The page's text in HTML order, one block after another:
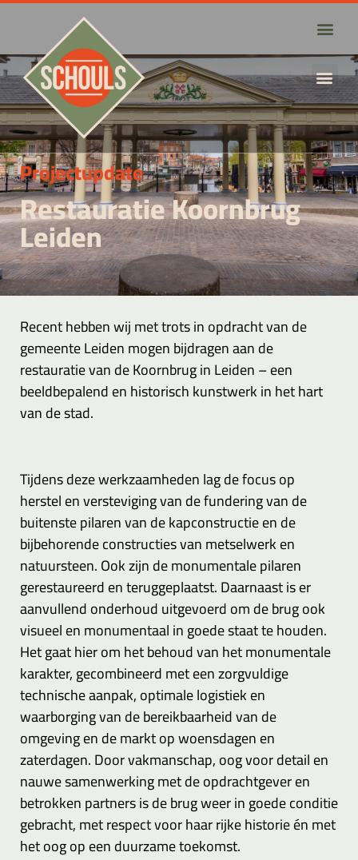
Projectupdate
Restauratie Koornbrug
Leiden
Recent hebben wij met trots in opdracht van de
gemeente Leiden mogen bijdragen aan de
restauratie van de Koornbrug in Leiden – een
beeldbepalend en historisch kunstwerk in het hart
van de stad.
Tijdens deze werkzaamheden lag de focus op
herstel en versteviging van de fundering van de
buitenste pilaren van de kapconstructie en de
bijbehorende constructies van metselwerk en
natuursteen. Ook zijn de monumentale pilaren
gerestaureerd en teruggeplaatst. Daarnaast is er
aanvullend onderhoud uitgevoerd om de brug ook
visueel en monumentaal in goede staat te houden.
Het gaat hier om het behoud van het monumentale
karakter, gecombineerd met een zorgvuldige
technische aanpak, optimale logistiek en
waarborging van de bereikbaarheid van de
omgeving en de markt op woensdagen en
zaterdagen. Door vakmanschap, oog voor detail en
nauwe samenwerking met de opdrachtgever en
betrokken partners is de brug weer in goede conditie
gebracht, met respect voor haar rijke historie én met
het oog op een duurzame toekomst.